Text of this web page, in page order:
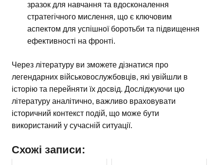
зразок для навчання та вдосконалення
стратегічного мислення, що є ключовим
аспектом для успішної боротьби та підвищення
ефективності на фронті.
Через літературу ви зможете дізнатися про
легендарних військовослужбовців, які увійшли в
історію та перейняти їх досвід. Досліджуючи цю
літературу аналітично, важливо враховувати
історичний контекст подій, що може бути
використаний у сучасній ситуації.
Схожі записи: